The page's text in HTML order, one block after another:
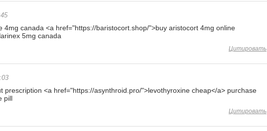
4mg canada <a href="https://baristocort.shop/">buy aristocort 4mg online
5mg canada
Цитировать
prescription <a href="https://asynthroid.pro/">levothyroxine cheap</a> purchase
pill
Цитировать